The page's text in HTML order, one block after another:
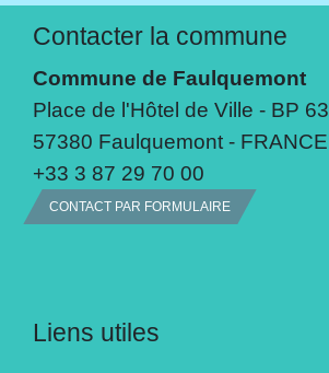
Contacter la commune
Commune de Faulquemont
Place de l'Hôtel de Ville - BP 63
57380 Faulquemont - FRANCE
+33 3 87 29 70 00
CONTACT PAR FORMULAIRE
Liens utiles